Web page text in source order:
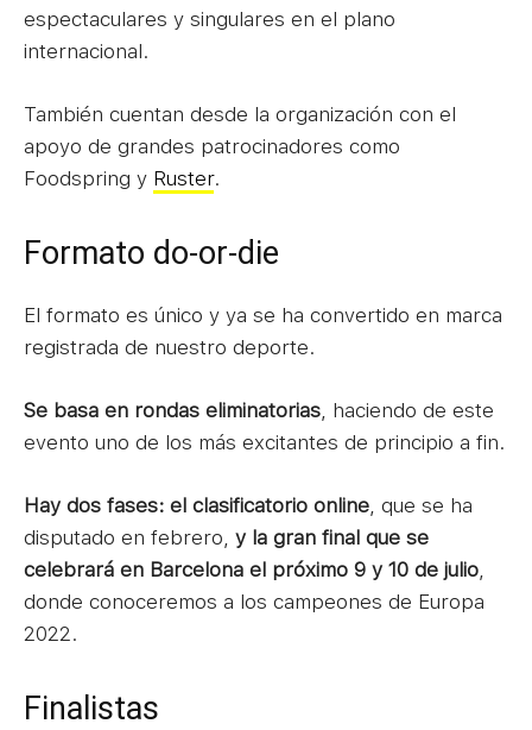
espectaculares y singulares en el plano
internacional.
También cuentan desde la organización con el
apoyo de grandes patrocinadores como
Foodspring y Ruster.
Formato do-or-die
El formato es único y ya se ha convertido en marca
registrada de nuestro deporte.
Se basa en rondas eliminatorias , haciendo de este
evento uno de los más excitantes de principio a fin.
Hay dos fases: el clasificatorio online , que se ha
disputado en febrero, y la gran final que se
celebrará en Barcelona el próximo 9 y 10 de julio
donde conoceremos a los campeones de Europa
2022.
Finalistas